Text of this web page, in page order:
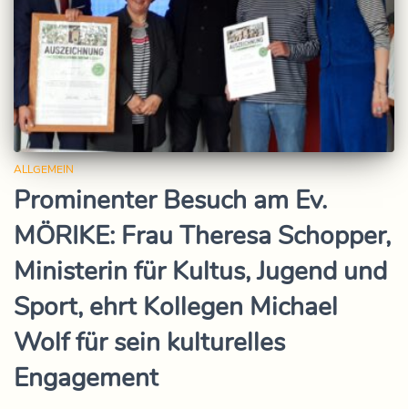
ALLGEMEIN
Prominenter Besuch am Ev.
MÖRIKE: Frau Theresa Schopper,
Ministerin für Kultus, Jugend und
Sport, ehrt Kollegen Michael
Wolf für sein kulturelles
Engagement